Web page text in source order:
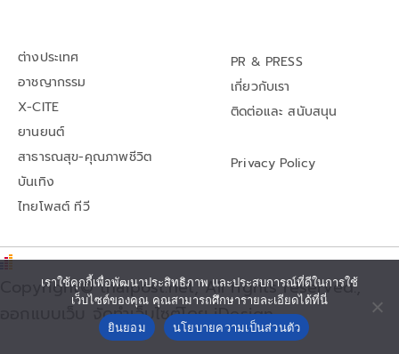
ต่างประเทศ
อาชญากรรม
X-CITE
ยานยนต์
สาธารณสุข-คุณภาพชีวิต
บันเทิง
ไทยโพสต์ ทีวี
PR & PRESS
เกี่ยวกับเรา
ติดต่อและ สนับสนุน
Privacy Policy
Copyright© thaipost.net, All rights reserved.,
ออกแบบเว็บ จัดทำเว็บไซต์โดย iDesign
เราใช้คุกกี้เพื่อพัฒนาประสิทธิภาพ และประสบการณ์ที่ดีในการใช้
เว็บไซต์ของคุณ คุณสามารถศึกษารายละเอียดได้ที่นี่
ยินยอม
นโยบายความเป็นส่วนตัว